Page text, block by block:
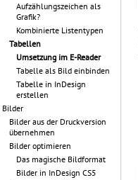
Aufzählungszeichen als
Grafik?
Kombinierte Listentypen
Tabellen
Umsetzung im E-Reader
Tabelle als Bild einbinden
Tabelle in InDesign
erstellen
Bilder
Bilder aus der Druckversion
übernehmen
Bilder optimieren
Das magische Bildformat
Bilder in InDesign CS5